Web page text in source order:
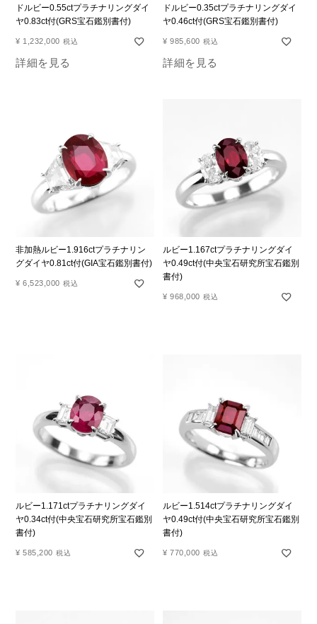
ドルビー0.55ctプラチナリングダイ
ヤ0.83ct付(GRS宝石鑑別書付)
¥ 1,232,000 税込
詳細を見る
ドルビー0.35ctプラチナリングダイ
ヤ0.46ct付(GRS宝石鑑別書付)
¥ 985,600 税込
詳細を見る
非加熱ルビー1.916ctプラチナリン
グダイヤ0.81ct付(GIA宝石鑑別書付)
¥ 6,523,000 税込
ルビー1.167ctプラチナリングダイ
ヤ0.49ct付(中央宝石研究所宝石鑑別
書付)
¥ 968,000 税込
ルビー1.171ctプラチナリングダイ
ヤ0.34ct付(中央宝石研究所宝石鑑別
書付)
¥ 585,200 税込
ルビー1.514ctプラチナリングダイ
ヤ0.49ct付(中央宝石研究所宝石鑑別
書付)
¥ 770,000 税込